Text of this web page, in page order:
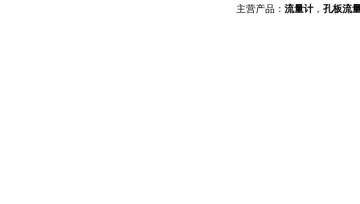
主营产品： 流量计， 孔板流